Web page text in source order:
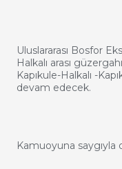
Uluslararası Bosfor
Halkalı arası
Kapıkule-Halkalı -
devam edecek.
Kamuoyuna saygıyla